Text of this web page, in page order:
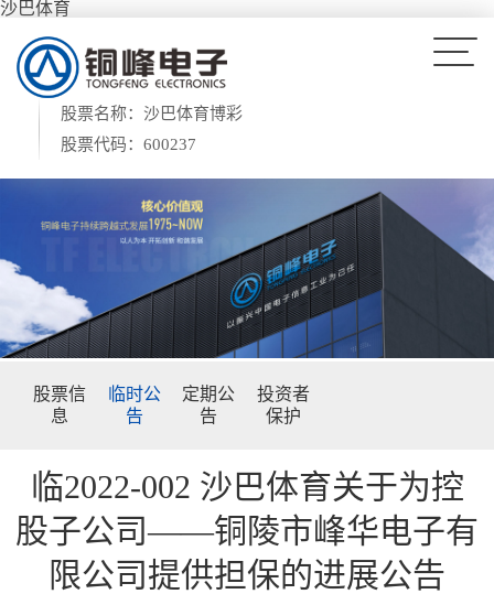
沙巴体育
股票名称：沙巴体育博彩
股票代码：600237
股票信
息
临时公
告
定期公
告
投资者
保护
临2022-002 沙巴体育关于为控
股子公司——铜陵市峰华电子有
限公司提供担保的进展公告